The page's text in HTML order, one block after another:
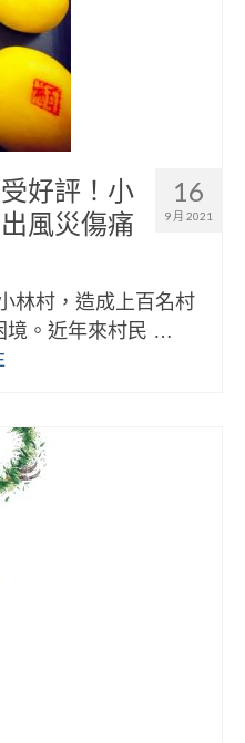
16
9 月 2021
好評！小
風災傷痛
林村，造成上百名村
境。近年來村民 …